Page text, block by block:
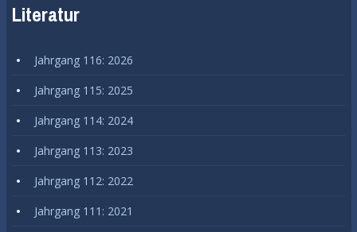
Literatur
Jahrgang 116: 2026
Jahrgang 115: 2025
Jahrgang 114: 2024
Jahrgang 113: 2023
Jahrgang 112: 2022
Jahrgang 111: 2021